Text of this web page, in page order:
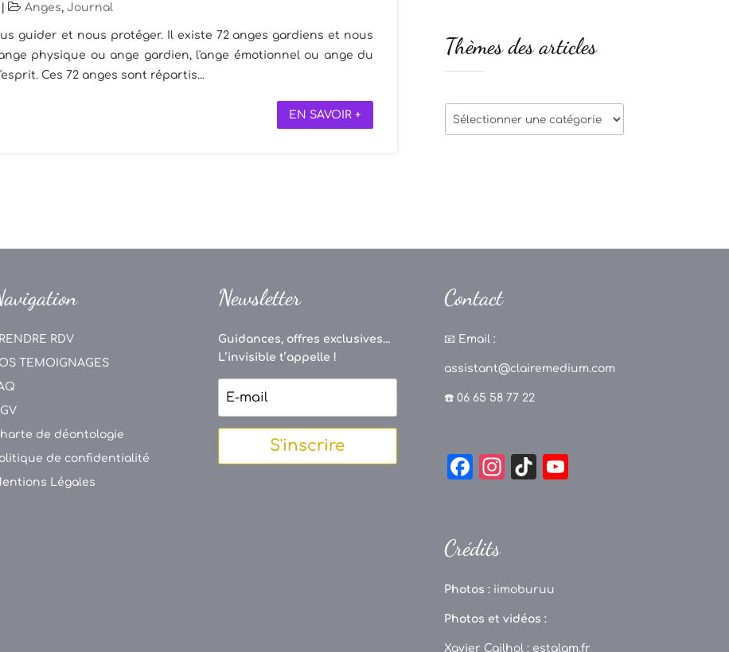
Anges, Journal
guider et nous protéger. Il existe 72 anges gardiens et nous
physique ou ange gardien, l'ange émotionnel ou ange du
Ces 72 anges sont répartis...
EN SAVOIR +
Thèmes des articles
Thèmes
des
RDV
TEMOIGNAGES
de déontologie
de confidentialité
Légales
Newsletter
Guidances, offres exclusives...
L’invisible t’appelle !
S'inscrire
Contact
📧 Email :
assistant@clairemedium.com
☎️ 06 65 58 77 22
F
e
o
o
k
In
a
m
Ti
C
Crédits
Photos : iimoburuu
Photos et vidéos :
Xavier Cailhol : estalam.fr